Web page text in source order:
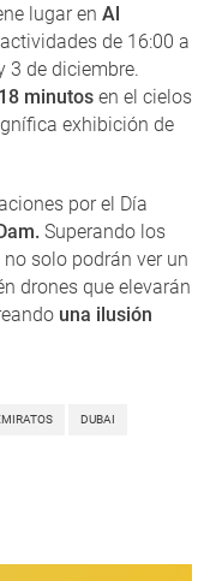
lugar en Al
de 16:00 a
3 de diciembre.
minutos en el cielos
exhibición de
por el Día
Superando los
solo podrán ver un
drones que elevarán
una ilusión
DUBAI